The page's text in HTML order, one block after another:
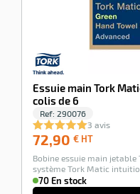
Essuie main Tork
colis de 6
Ref: 290076
3 avis
72,90 € HT
HT
Bobine essuie main
système Tork Matic
70 En stock